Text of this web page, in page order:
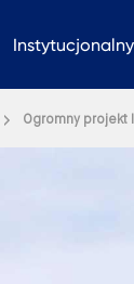
Instytucjonalny
Ogromny projekt